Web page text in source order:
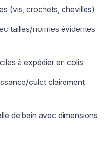
(vis, crochets, chevilles)
tailles/normes évidentes
à expédier en colis
culot clairement
de bain avec dimensions